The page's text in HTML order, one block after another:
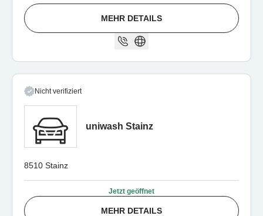
MEHR DETAILS
Nicht verifiziert
uniwash Stainz
8510 Stainz
Jetzt geöffnet
MEHR DETAILS